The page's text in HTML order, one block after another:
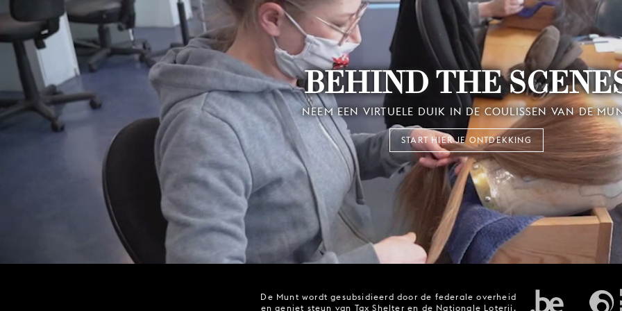
BEHIND THE
NEEM EEN VIRTUELE DUIK IN DE COULISSEN VAN DE
START HIER JE ONTDEKKING
De Munt wordt gesubsidieerd door de federale overheid
en geniet steun van Tax Shelter en de Nationale Loterij.